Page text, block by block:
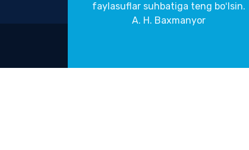
faylasuflar suhbatiga teng boʻlsin.
A. H. Baxmanyor